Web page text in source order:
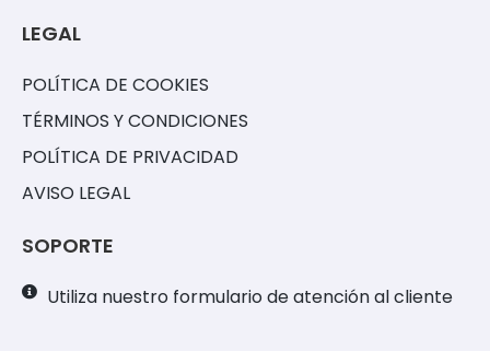
LEGAL
POLÍTICA DE COOKIES
TÉRMINOS Y CONDICIONES
POLÍTICA DE PRIVACIDAD
AVISO LEGAL
SOPORTE
Utiliza nuestro formulario de atención al cliente